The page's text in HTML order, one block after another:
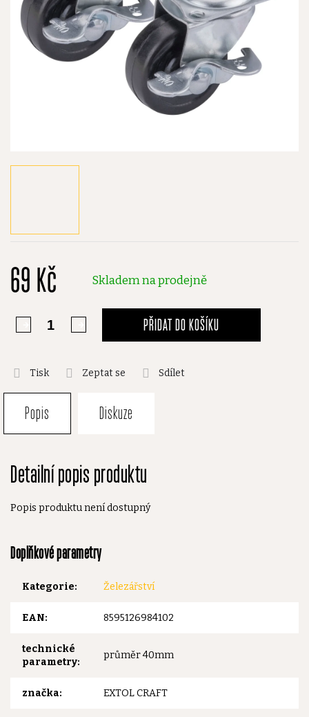
69 Kč Skladem na prodejně
PŘIDAT DO KOŠÍKU
Tisk Zeptat se Sdílet
Popis Diskuze
Detailní popis produktu
Popis produktu není dostupný
Doplňkové parametry
Kategorie: Železářství
EAN: 8595126984102
technické
parametry:
průměr 40mm
značka: EXTOL CRAFT